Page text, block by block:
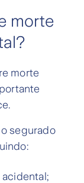
morte
morte
o segurado